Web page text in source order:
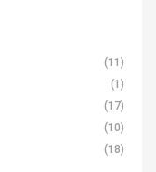
(11)
(1)
(17)
(10)
(18)